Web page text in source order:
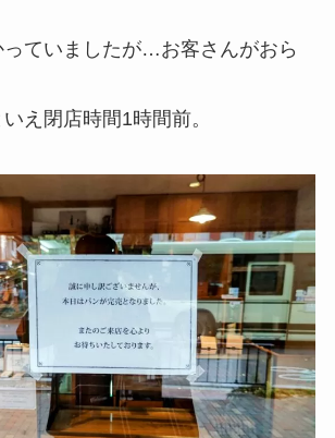
っていましたが…お客さんがおら
え閉店時間1時間前。